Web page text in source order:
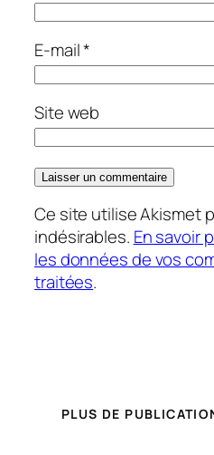
E-mail*
Site web
Ce site utilise Akismet
indésirables. En savoir
les données de vos
traitées.
PLUS DE